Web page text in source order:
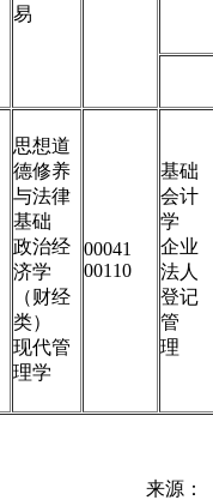
易
思想道
德修养
与法律
基础
政治经
济学
（财经
类）
现代管
理学
00041
00110
基础
会计
学
企业
法人
登记
管
理
来源：